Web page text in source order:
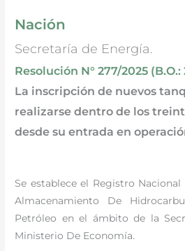
Nación
Secretaría de Energía.
Resolución N° 277/2025 (B.O.:
La inscripción de nuevos
realizarse dentro de los
desde su entrada en
Se establece el Registro Nacional
Almacenamiento De
Petróleo en el ámbito de la
Ministerio De Economía.